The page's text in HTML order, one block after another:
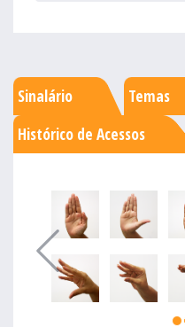
Sinalário Temas
Histórico de Acessos